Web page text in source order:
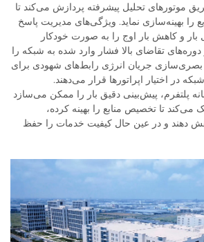
موتورهای تحلیل پیشرفته پردازش می‌کند تا
را بهینه‌سازی نماید. ویژگی‌های مدیریت پاسخ
بار و کاهش بار اوج را به صورت خودکار
تقاضای بالا فشار وارد شده به شبکه را
جریان انرژی رابط‌های شهودی برای
در اختیار اپراتورها قرار می‌دهند.
پلتفرم، پیش‌بینی دقیق بار را ممکن می‌سازد
تا تخصیص منابع را بهینه کرده،
دهند و در عین حال کیفیت خدمات را حفظ